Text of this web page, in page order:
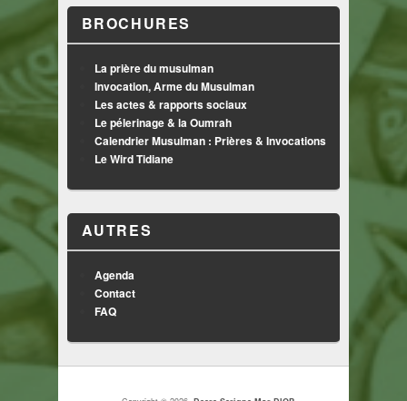
BROCHURES
La prière du musulman
Invocation, Arme du Musulman
Les actes & rapports sociaux
Le pélerinage & la Oumrah
Calendrier Musulman : Prières & Invocations
Le Wird Tidiane
AUTRES
Agenda
Contact
FAQ